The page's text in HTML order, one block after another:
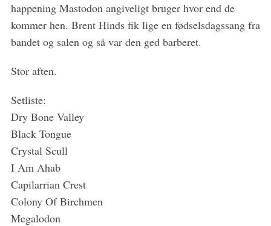
happening Mastodon angiveligt bruger hvor end de
kommer hen. Brent Hinds fik lige en fødselsdagssang fra
bandet og salen og så var den ged barberet.
Stor aften.
Setliste:
Dry Bone Valley
Black Tongue
Crystal Scull
I Am Ahab
Capilarrian Crest
Colony Of Birchmen
Megalodon